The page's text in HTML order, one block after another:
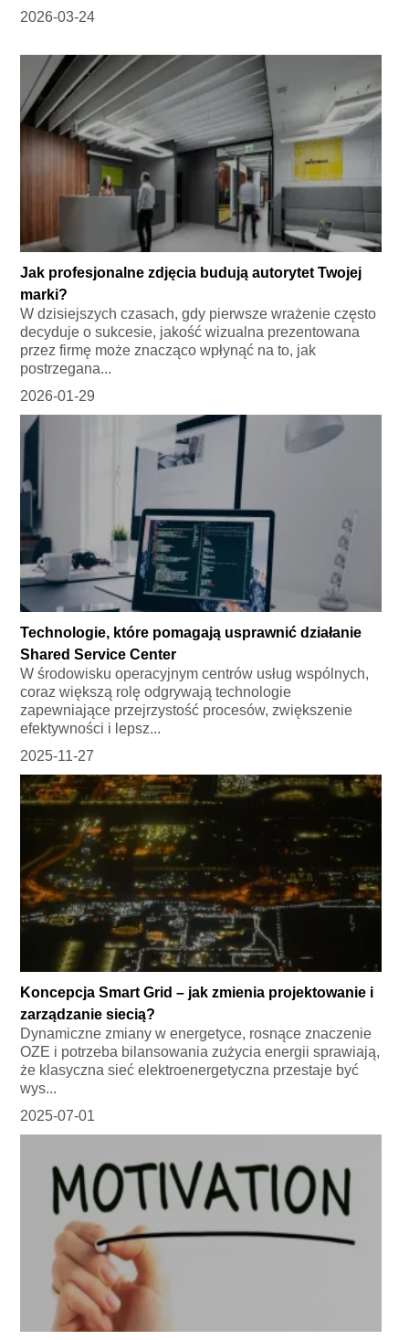
2026-03-24
Jak profesjonalne zdjęcia budują autorytet Twojej
marki?
W dzisiejszych czasach, gdy pierwsze wrażenie często
decyduje o sukcesie, jakość wizualna prezentowana
przez firmę może znacząco wpłynąć na to, jak
postrzegana...
2026-01-29
Technologie, które pomagają usprawnić działanie
Shared Service Center
W środowisku operacyjnym centrów usług wspólnych,
coraz większą rolę odgrywają technologie
zapewniające przejrzystość procesów, zwiększenie
efektywności i lepsz...
2025-11-27
Koncepcja Smart Grid – jak zmienia projektowanie i
zarządzanie siecią?
Dynamiczne zmiany w energetyce, rosnące znaczenie
OZE i potrzeba bilansowania zużycia energii sprawiają,
że klasyczna sieć elektroenergetyczna przestaje być
wys...
2025-07-01